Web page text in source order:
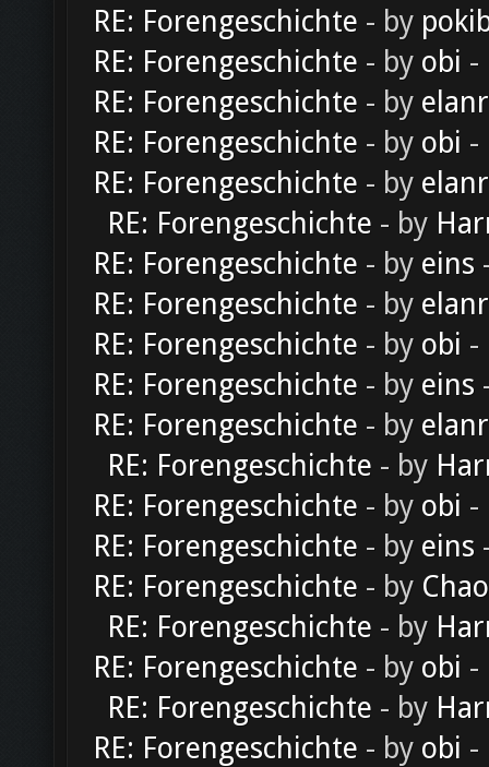
RE: Forengeschichte - by
RE: Forengeschichte - by obi -
RE: Forengeschichte - by
RE: Forengeschichte - by obi -
RE: Forengeschichte - by
RE: Forengeschichte - by
RE: Forengeschichte - by eins
RE: Forengeschichte - by
RE: Forengeschichte - by obi -
RE: Forengeschichte - by eins
RE: Forengeschichte - by
RE: Forengeschichte - by
RE: Forengeschichte - by obi -
RE: Forengeschichte - by eins
RE: Forengeschichte - by
RE: Forengeschichte - by
RE: Forengeschichte - by obi -
RE: Forengeschichte - by
RE: Forengeschichte - by obi -